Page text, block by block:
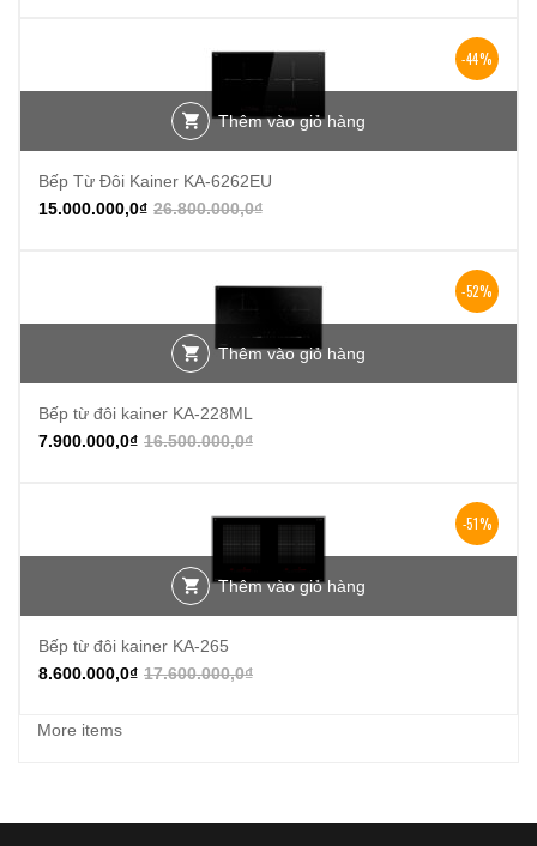
-44%
Thêm vào giỏ hàng
Bếp Từ Đôi Kainer KA-6262EU
26.800.000,0₫
15.000.000,0₫
-52%
Thêm vào giỏ hàng
Bếp từ đôi kainer KA-228ML
16.500.000,0₫
7.900.000,0₫
-51%
Thêm vào giỏ hàng
Bếp từ đôi kainer KA-265
17.600.000,0₫
8.600.000,0₫
More items